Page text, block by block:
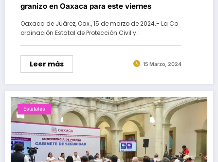
granizo en Oaxaca para este viernes
Oaxaca de Juárez, Oax., 15 de marzo de 2024.- La Co
ordinación Estatal de Protección Civil y…
Leer más 15 Marzo, 2024
Estatales